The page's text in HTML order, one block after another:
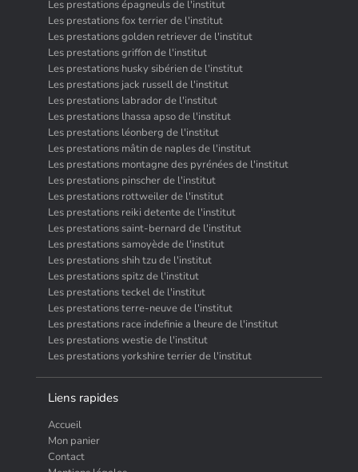
Les prestations épagneuls de l'institut
Les prestations fox terrier de l'institut
Les prestations golden retriever de l'institut
Les prestations griffon de l'institut
Les prestations husky sibérien de l'institut
Les prestations jack russell de l'institut
Les prestations labrador de l'institut
Les prestations lhassa apso de l'institut
Les prestations léonberg de l'institut
Les prestations mâtin de naples de l'institut
Les prestations montagne des pyrénées de l'institut
Les prestations pinscher de l'institut
Les prestations rottweiler de l'institut
Les prestations reiki detente de l'institut
Les prestations saint-bernard de l'institut
Les prestations samoyède de l'institut
Les prestations shih tzu de l'institut
Les prestations spitz de l'institut
Les prestations teckel de l'institut
Les prestations terre-neuve de l'institut
Les prestations race indefinie a lheure de l'institut
Les prestations westie de l'institut
Les prestations yorkshire terrier de l'institut
Liens rapides
Accueil
Mon panier
Contact